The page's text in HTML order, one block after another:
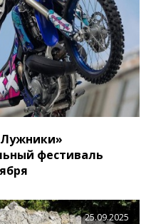
фестиваль
25.09.2025